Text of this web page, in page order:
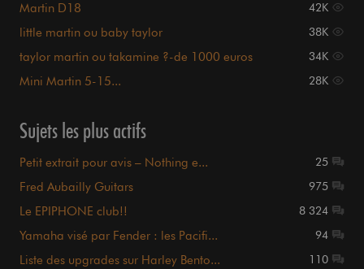
Martin D18 42K
little martin ou baby taylor 38K
taylor martin ou takamine ?-de 1000 euros 34K
Mini Martin 5-15... 28K
Sujets les plus actifs
Petit extrait pour avis – Nothing e... 25
Fred Aubailly Guitars 975
Le EPIPHONE club!! 8 324
Yamaha visé par Fender : les Pacifi... 94
Liste des upgrades sur Harley Bento... 110